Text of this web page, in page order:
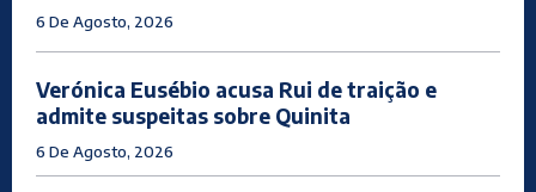
6 De Agosto, 2026
Verónica Eusébio acusa Rui de traição e
admite suspeitas sobre Quinita
6 De Agosto, 2026